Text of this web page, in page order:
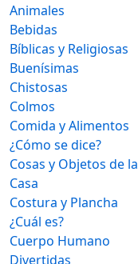
Animales
Bebidas
Bíblicas y Religiosas
Buenísimas
Chistosas
Colmos
Comida y Alimentos
¿Cómo se dice?
Cosas y Objetos de la
Casa
Costura y Plancha
¿Cuál es?
Cuerpo Humano
Divertidas